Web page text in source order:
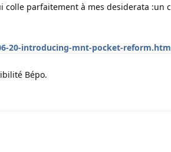
colle parfaitement à mes desiderata :un
20-introducing-mnt-pocket-
Bépo.